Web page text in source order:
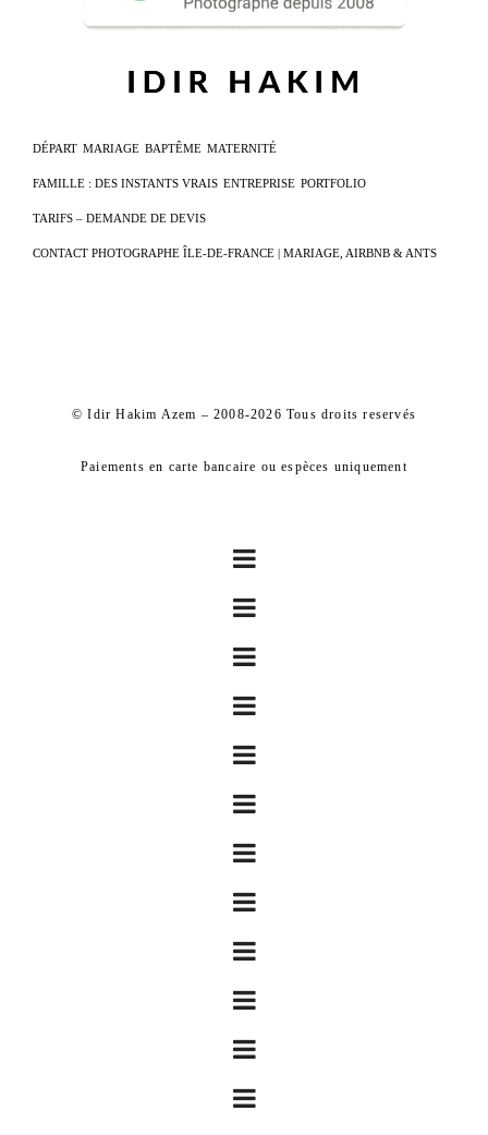
DÉPART MARIAGE BAPTÊME MATERNITÉ
FAMILLE : DES INSTANTS VRAIS ENTREPRISE PORTFOLIO
TARIFS – DEMANDE DE DEVIS
CONTACT PHOTOGRAPHE ÎLE-DE-FRANCE | MARIAGE, AIRBNB & ANTS
© Idir Hakim Azem – 2008-2026 Tous droits reservés
Paiements en carte bancaire ou espèces uniquement